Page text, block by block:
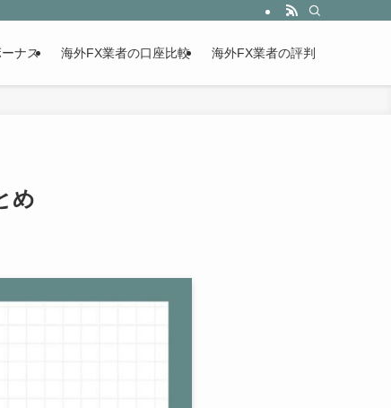
ナス 海外FX業者の口座比較 海外FX業者の評判
め